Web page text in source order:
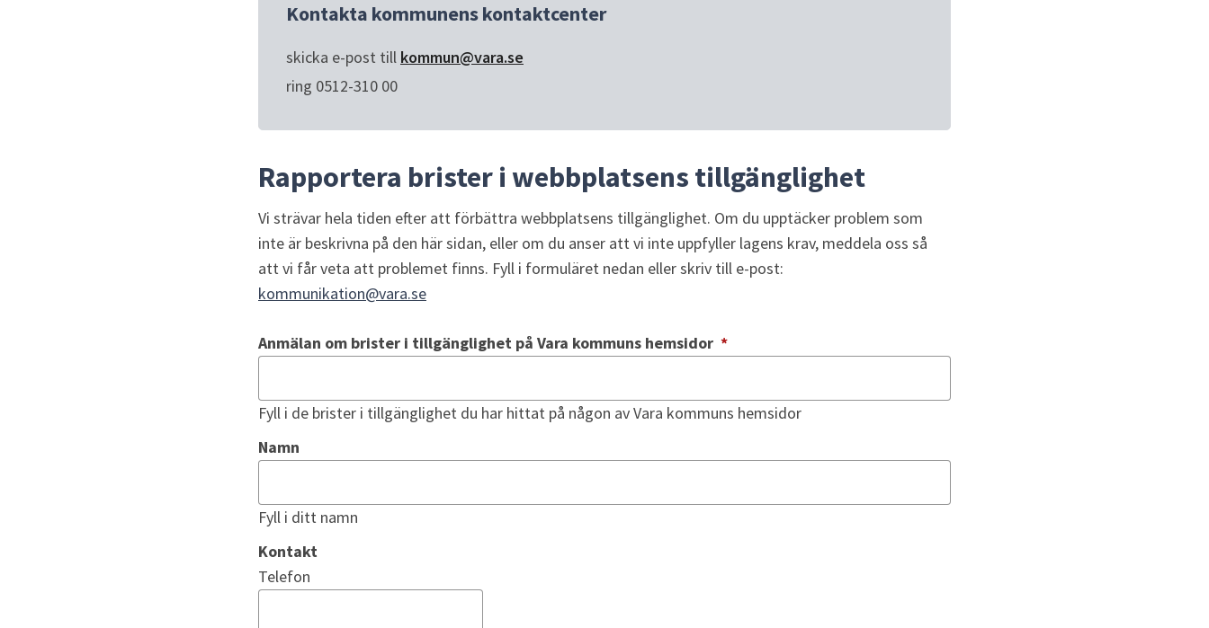
Kontakta kommunens kontaktcenter
skicka e-post till kommun@vara.se
ring 0512-310 00
Rapportera brister i webbplatsens tillgänglighet
Vi strävar hela tiden efter att förbättra webbplatsens tillgänglighet. Om du upptäcker problem som
inte är beskrivna på den här sidan, eller om du anser att vi inte uppfyller lagens krav, meddela oss så
kommunikation@vara.se
Anmälan om brister i tillgänglighet på Vara kommuns hemsidor *(obligatorisk)
Fyll i de brister i tillgänglighet du har hittat på någon av Vara kommuns hemsidor
Namn
Fyll i ditt namn
Kontakt
Kontakt
Telefon